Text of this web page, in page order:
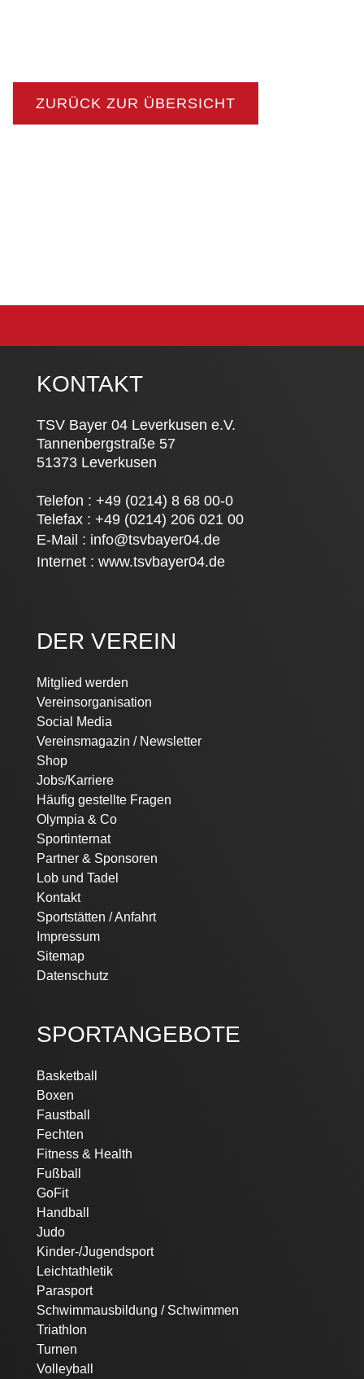
ZURÜCK ZUR ÜBERSICHT
KONTAKT
TSV Bayer 04 Leverkusen e.V.
Tannenbergstraße 57
51373 Leverkusen
Telefon : +49 (0214) 8 68 00-0
Telefax : +49 (0214) 206 021 00
E-Mail : info@tsvbayer04.de
Internet : www.tsvbayer04.de
DER VEREIN
Navigation
überspringen
Mitglied werden
Vereinsorganisation
Social Media
Vereinsmagazin / Newsletter
Shop
Jobs/Karriere
Häufig gestellte Fragen
Olympia & Co
Sportinternat
Partner & Sponsoren
Lob und Tadel
Kontakt
Sportstätten / Anfahrt
Impressum
Sitemap
Datenschutz
SPORTANGEBOTE
Navigation
überspringen
Basketball
Boxen
Faustball
Fechten
Fitness & Health
Fußball
GoFit
Handball
Judo
Kinder-/Jugendsport
Leichtathletik
Parasport
Schwimmausbildung / Schwimmen
Triathlon
Turnen
Volleyball